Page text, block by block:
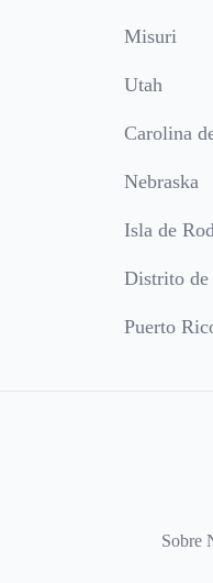
Misuri
Utah
Carolina
Nebraska
Isla de
Distrito
Puerto
Sobre